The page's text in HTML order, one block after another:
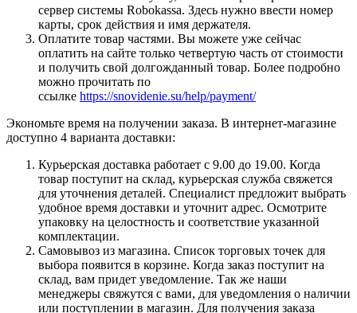
сервер системы Robokassa. Здесь нужно ввести номер
карты, срок действия и имя держателя.
Оплатите товар частями. Вы можете уже сейчас
оплатить на сайте только четвертую часть от стоимости
и получить свой долгожданный товар. Более подробно
можно прочитать по
ссылке https://snovidenie.su/help/payment/
Экономьте время на получении заказа. В интернет-магазине
доступно 4 варианта доставки:
Курьерская доставка работает с 9.00 до 19.00. Когда
товар поступит на склад, курьерская служба свяжется
для уточнения деталей. Специалист предложит выбрать
удобное время доставки и уточнит адрес. Осмотрите
упаковку на целостность и соответствие указанной
комплектации.
Самовывоз из магазина. Список торговых точек для
выбора появится в корзине. Когда заказ поступит на
склад, вам придет уведомление. Так же наши
менеджеры свяжутся с вами, для уведомления о наличии
или поступлении в магазин. Для получения заказа